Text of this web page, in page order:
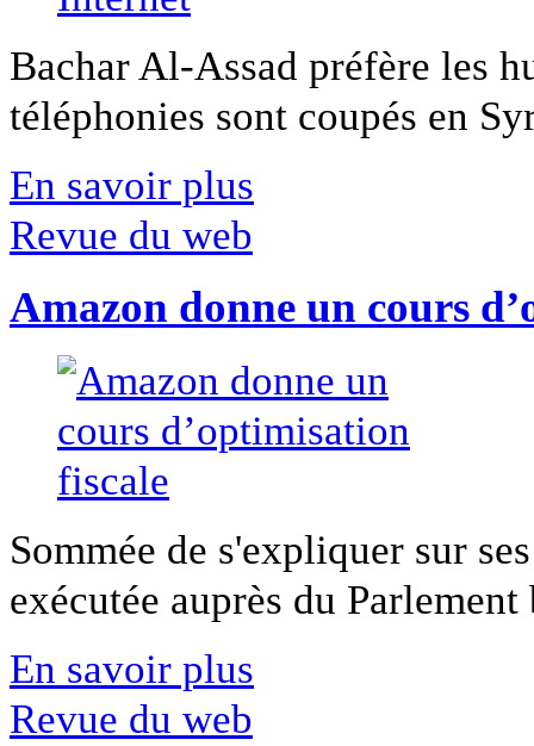
Bachar Al-Assad préfère les
téléphonies sont coupés en
En savoir plus
Revue du web
Amazon donne un cours
Sommée de s'expliquer sur
exécutée auprès du
En savoir plus
Revue du web